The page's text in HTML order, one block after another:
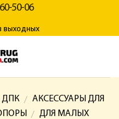
50-06
выходных
ДПК / АКСЕССУАРЫ ДЛЯ
/ ДЛЯ МАЛЫХ